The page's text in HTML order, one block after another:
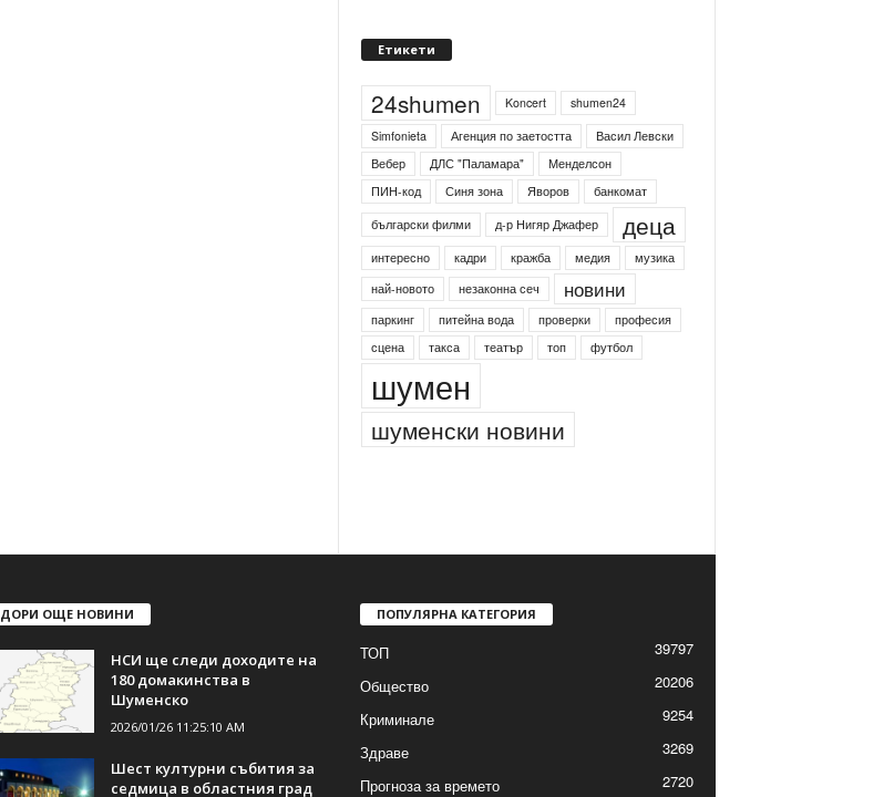
Етикети
24shumen Koncert
shumen24
Simfonieta
Агенция по заетостта
Васил Левски
Вебер
ДЛС "Паламара"
Менделсон
ПИН-код
Синя зона Яворов
банкомат
български филми
д-р Нигяр Джафер деца
интересно кадри кражба медия
музика
най-новото
незаконна сеч новини
паркинг питейна вода проверки
професия
сцена
такса театър топ футбол
шумен
шуменски новини
ДОРИ ОЩЕ НОВИНИ
НСИ ще следи доходите на
180 домакинства в
Шуменско
2026/01/26 11:25:10 AM
Шест културни събития за
седмица в областния град
ПОПУЛЯРНА КАТЕГОРИЯ
ТОП
39797
Общество
20206
Криминале
9254
Здраве
3269
Прогноза за времето
2720